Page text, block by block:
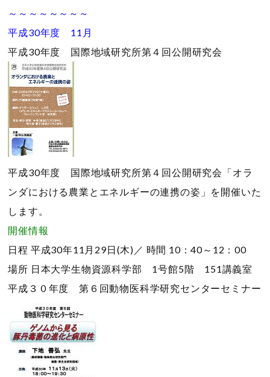
～～～～～～～～
平成30年度 11月
平成30年度 国際地域研究所第４回公開研究会
平成30年度 国際地域研究所第４回公開研究会「オラ
ンダにおける農業とエネルギーの連携の姿」を開催いた
します。
開催情報
日程 平成30年11月29日(木)／ 時間 10：40～12：00
場所 日本大学生物資源科学部 1号館5階 151講義室
平成３０年度 第６回動物医科学研究センターセミナー